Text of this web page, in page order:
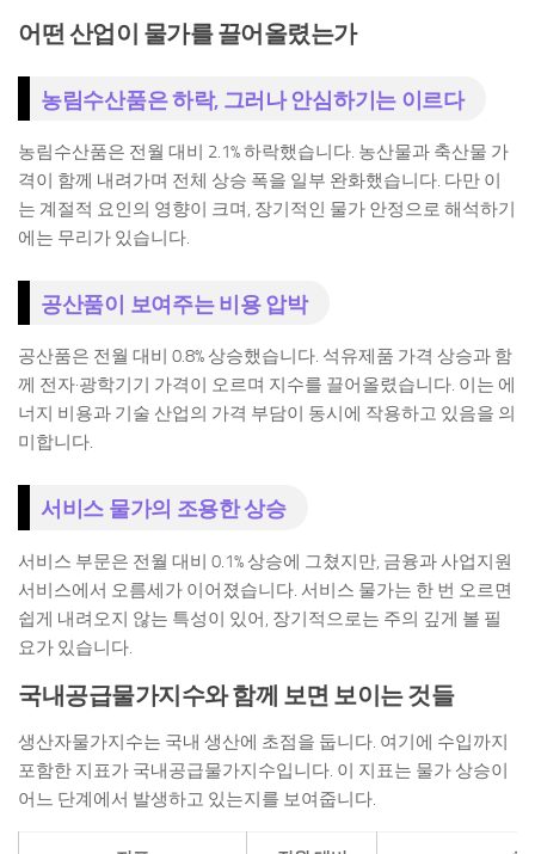
어떤 산업이 물가를 끌어올렸는가
농림수산품은 하락, 그러나 안심하기는 이르다
농림수산품은 전월 대비 2.1% 하락했습니다. 농산물과 축산물 가
격이 함께 내려가며 전체 상승 폭을 일부 완화했습니다. 다만 이
는 계절적 요인의 영향이 크며, 장기적인 물가 안정으로 해석하기
에는 무리가 있습니다.
공산품이 보여주는 비용 압박
공산품은 전월 대비 0.8% 상승했습니다. 석유제품 가격 상승과 함
께 전자·광학기기 가격이 오르며 지수를 끌어올렸습니다. 이는 에
너지 비용과 기술 산업의 가격 부담이 동시에 작용하고 있음을 의
미합니다.
서비스 물가의 조용한 상승
서비스 부문은 전월 대비 0.1% 상승에 그쳤지만, 금융과 사업지원
서비스에서 오름세가 이어졌습니다. 서비스 물가는 한 번 오르면
쉽게 내려오지 않는 특성이 있어, 장기적으로는 주의 깊게 볼 필
요가 있습니다.
국내공급물가지수와 함께 보면 보이는 것들
생산자물가지수는 국내 생산에 초점을 둡니다. 여기에 수입까지
포함한 지표가 국내공급물가지수입니다. 이 지표는 물가 상승이
어느 단계에서 발생하고 있는지를 보여줍니다.